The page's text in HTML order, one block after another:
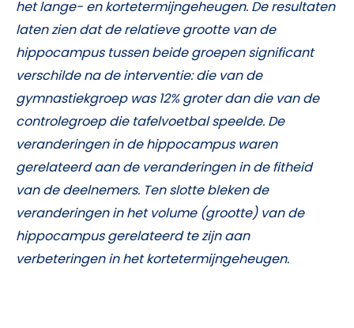
het lange- en kortetermijngeheugen. De resultaten
laten zien dat de relatieve grootte van de
hippocampus tussen beide groepen significant
verschilde na de interventie: die van de
gymnastiekgroep was 12% groter dan die van de
controlegroep die tafelvoetbal speelde. De
veranderingen in de hippocampus waren
gerelateerd aan de veranderingen in de fitheid
van de deelnemers. Ten slotte bleken de
veranderingen in het volume (grootte) van de
hippocampus gerelateerd te zijn aan
verbeteringen in het kortetermijngeheugen.